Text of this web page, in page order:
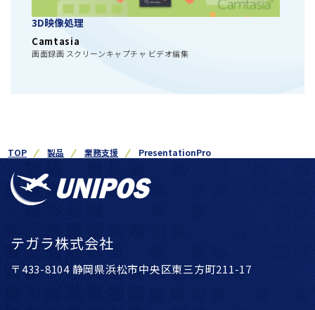
3D映像処理
Camtasia
画面録画 スクリーンキャプチャ ビデオ編集
TOP 製品 業務支援 PresentationPro
テガラ株式会社
〒433-8104 静岡県浜松市中央区東三方町211-17